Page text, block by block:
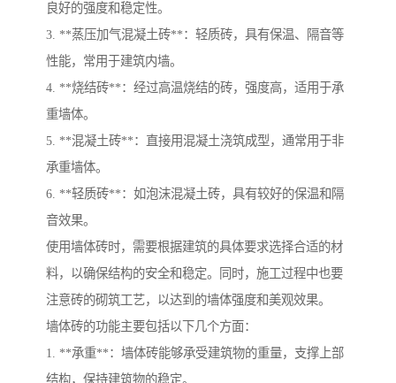
良好的强度和稳定性。
3. **蒸压加气混凝土砖**：轻质砖，具有保温、隔音等
性能，常用于建筑内墙。
4. **烧结砖**：经过高温烧结的砖，强度高，适用于承
重墙体。
5. **混凝土砖**：直接用混凝土浇筑成型，通常用于非
承重墙体。
6. **轻质砖**：如泡沫混凝土砖，具有较好的保温和隔
音效果。
使用墙体砖时，需要根据建筑的具体要求选择合适的材
料，以确保结构的安全和稳定。同时，施工过程中也要
注意砖的砌筑工艺，以达到的墙体强度和美观效果。
墙体砖的功能主要包括以下几个方面：
1. **承重**：墙体砖能够承受建筑物的重量，支撑上部
结构，保持建筑物的稳定。